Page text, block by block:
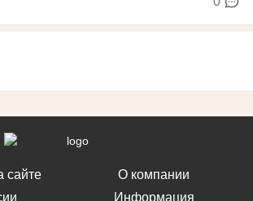
сайте
О компании
Информация